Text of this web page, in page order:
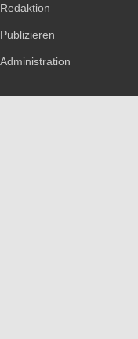
Redaktion
Publizieren
Administration